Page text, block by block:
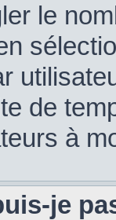
le
de
à
je